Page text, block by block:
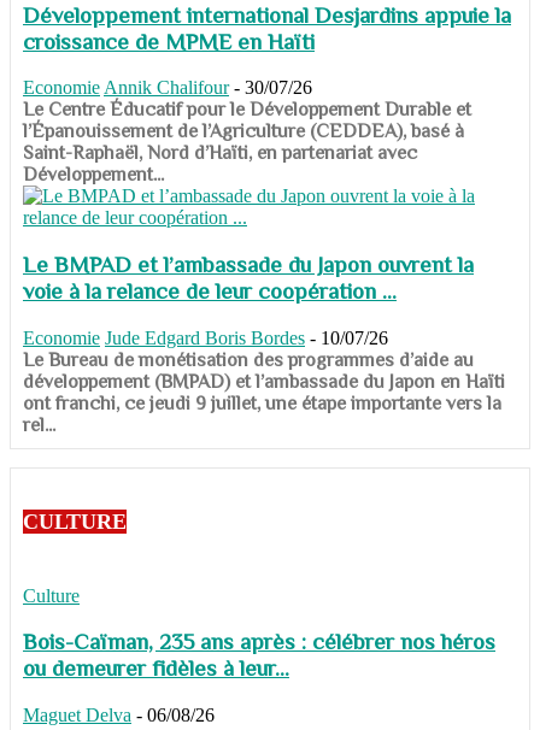
Développement international Desjardins appuie la
croissance de MPME en Haïti
Economie Annik Chalifour - 30/07/26
​​​​​​​Le Centre Éducatif pour le Développement Durable et
l’Épanouissement de l’Agriculture (CEDDEA), basé à
Saint-Raphaël, Nord d’Haïti, en partenariat avec
Développement...
Le BMPAD et l’ambassade du Japon ouvrent la
voie à la relance de leur coopération ...
Economie Jude Edgard Boris Bordes - 10/07/26
​​​​​​​Le Bureau de monétisation des programmes d’aide au
développement (BMPAD) et l’ambassade du Japon en Haïti
ont franchi, ce jeudi 9 juillet, une étape importante vers la
rel...
CULTURE
Culture
Bois-Caïman, 235 ans après : célébrer nos héros
ou demeurer fidèles à leur...
Maguet Delva - 06/08/26